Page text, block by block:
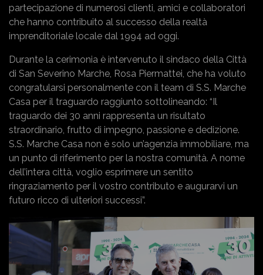
partecipazione di numerosi clienti, amici e collaboratori
che hanno contribuito al successo della realtà
imprenditoriale locale dal 1994 ad oggi.
Durante la cerimonia è intervenuto il sindaco della Città
di San Severino Marche, Rosa Piermattei, che ha voluto
congratularsi personalmente con il team di S.S. Marche
Casa per il traguardo raggiunto sottolineando: “Il
traguardo dei 30 anni rappresenta un risultato
straordinario, frutto di impegno, passione e dedizione.
S.S. Marche Casa non è solo un’agenzia immobiliare, ma
un punto di riferimento per la nostra comunità. A nome
dell’intera città, voglio esprimere un sentito
ringraziamento per il vostro contributo e augurarvi un
futuro ricco di ulteriori successi”.